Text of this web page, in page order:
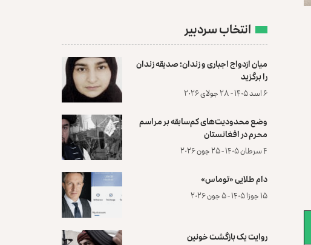
انتخاب سردبیر
میان ازدواج اجباری و زندان؛ صدیقه زندان
را برگزید
۶ اسد ۱۴۰۵ - ۲۸ جولای ۲۰۲۶
وضع محدودیت‌های کم‌سابقه بر مراسم
محرم در افغانستان
۴ سرطان ۱۴۰۵ - ۲۵ جون ۲۰۲۶
دام طلایی «توماس»
۱۵ جوزا ۱۴۰۵ - ۵ جون ۲۰۲۶
روایت یک بازگشت خونین